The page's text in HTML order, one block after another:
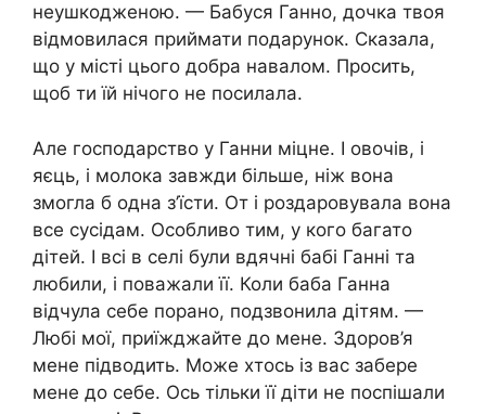
неушкодженою. — Бабуся Ганно, дочка твоя
відмовилася приймати подарунок. Сказала,
що у місті цього добра навалом. Просить,
щоб ти їй нічого не посилала.
Але господарство у Ганни міцне. І овочів, і
яєць, і молока завжди більше, ніж вона
змогла б одна з’їсти. От і роздаровувала вона
все сусідам. Особливо тим, у кого багато
дітей. І всі в селі були вдячні бабі Ганні та
любили, і поважали її. Коли баба Ганна
відчула себе порано, подзвонила дітям. —
Любі мої, приїжджайте до мене. Здоров’я
мене підводить. Може хтось із вас забере
мене до себе. Ось тільки її діти не поспішали